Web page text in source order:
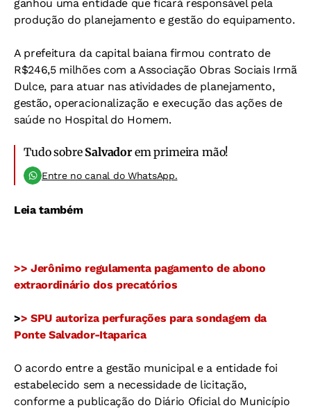
ganhou uma entidade que ficará responsável pela
produção do planejamento e gestão do equipamento.
A prefeitura da capital baiana firmou contrato de
R$246,5 milhões com a Associação Obras Sociais Irmã
Dulce, para atuar nas atividades de planejamento,
gestão, operacionalização e execução das ações de
saúde no Hospital do Homem.
Tudo sobre Salvadorem primeira mão!
Entre no canal do WhatsApp.
Leia também
>> Jerônimo regulamenta pagamento de abono
extraordinário dos precatórios
>> SPU autoriza perfurações para sondagem da
Ponte Salvador-Itaparica
O acordo entre a gestão municipal e a entidade foi
estabelecido sem a necessidade de licitação,
conforme a publicação do Diário Oficial do Município